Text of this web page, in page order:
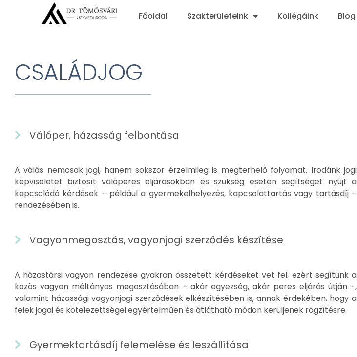
Főoldal Szakterületeink Kollégáink Blog
CSALÁDJOG
Válóper, házasság felbontása
A válás nemcsak jogi, hanem sokszor érzelmileg is megterhelő folyamat. Irodánk jogi
képviseletet biztosít válóperes eljárásokban és szükség esetén segítséget nyújt a
kapcsolódó kérdések – például a gyermekelhelyezés, kapcsolattartás vagy tartásdíj –
rendezésében is.
Vagyonmegosztás, vagyonjogi szerződés készítése
A házastársi vagyon rendezése gyakran összetett kérdéseket vet fel, ezért segítünk a
közös vagyon méltányos megosztásában – akár egyezség, akár peres eljárás útján -,
valamint házassági vagyonjogi szerződések elkészítésében is, annak érdekében, hogy a
felek jogai és kötelezettségei egyértelműen és átlátható módon kerüljenek rögzítésre.
Gyermektartásdíj felemelése és leszállítása